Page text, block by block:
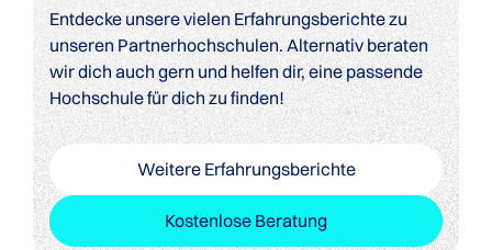
Entdecke unsere vielen Erfahrungsberichte zu
unseren Partnerhochschulen. Alternativ beraten
wir dich auch gern und helfen dir, eine passende
Hochschule für dich zu finden!
Weitere Erfahrungsberichte
Kostenlose Beratung